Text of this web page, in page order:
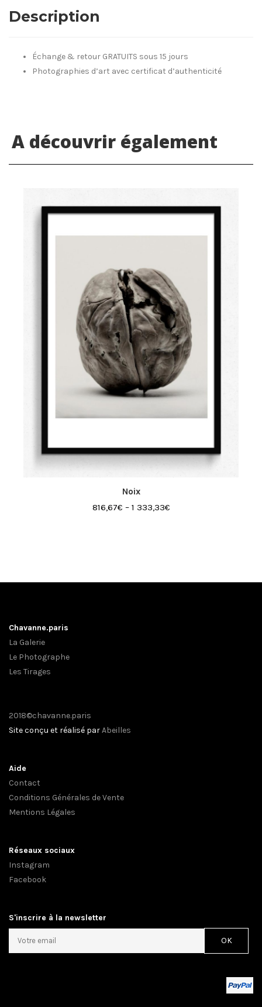
Description
Échange & retour GRATUITS sous 15 jours
Photographies d’art avec certificat d’authenticité
A découvrir également
Noix
816,67€ – 1 333,33€
Chavanne.paris
La Galerie
Le Photographe
Les Tirages
2018©chavanne.paris
Site conçu et réalisé parAbeilles
Aide
Contact
Conditions Générales de Vente
Mentions Légales
Réseaux sociaux
Instagram
Facebook
S'inscrire à la newsletter